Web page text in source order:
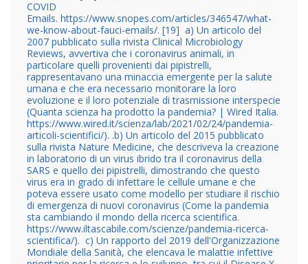
COVID
Emails. https://www.snopes.com/articles/346547/what-
we-know-about-fauci-emails/. [19] a) Un articolo del
2007 pubblicato sulla rivista Clinical Microbiology
Reviews, avvertiva che i coronavirus animali, in
particolare quelli provenienti dai pipistrelli,
rappresentavano una minaccia emergente per la salute
umana e che era necessario monitorare la loro
evoluzione e il loro potenziale di trasmissione interspecie
(Quanta scienza ha prodotto la pandemia? | Wired Italia.
https://www.wired.it/scienza/lab/2021/02/24/pandemia-
articoli-scientifici/). .b) Un articolo del 2015 pubblicato
sulla rivista Nature Medicine, che descriveva la creazione
in laboratorio di un virus ibrido tra il coronavirus della
SARS e quello dei pipistrelli, dimostrando che questo
virus era in grado di infettare le cellule umane e che
poteva essere usato come modello per studiare il rischio
di emergenza di nuovi coronavirus (Come la pandemia
sta cambiando il mondo della ricerca scientifica.
https://www.iltascabile.com/scienze/pandemia-ricerca-
scientifica/). c) Un rapporto del 2019 dell'Organizzazione
Mondiale della Sanità, che elencava le malattie infettive